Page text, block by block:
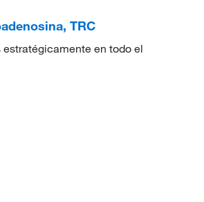
TRC
en todo el